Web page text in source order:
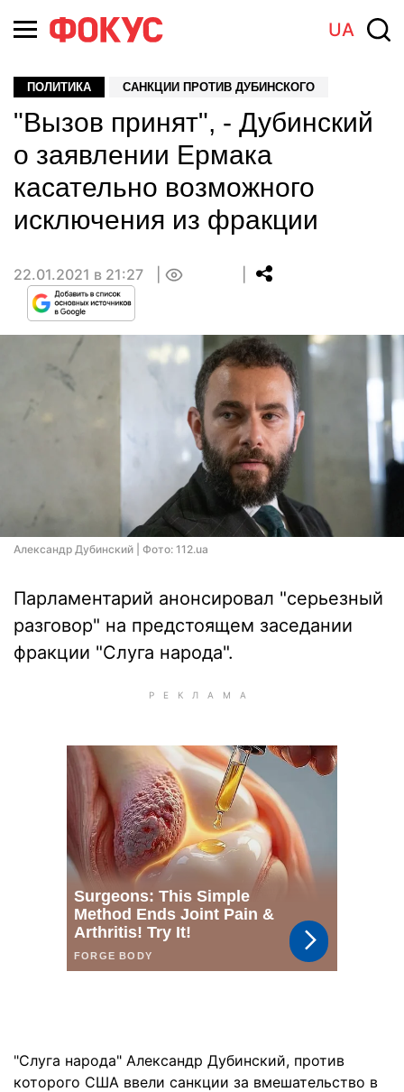
UA
ПОЛИТИКА САНКЦИИ ПРОТИВ ДУБИНСКОГО
"Вызов принят", - Дубинский
о заявлении Ермака
касательно возможного
исключения из фракции
22.01.2021 в 21:27
Александр Дубинский | Фото: 112.ua
Парламентарий анонсировал "серьезный
разговор" на предстоящем заседании
фракции "Слуга народа".
"Слуга народа" Александр Дубинский, против
которого США ввели санкции за вмешательство в